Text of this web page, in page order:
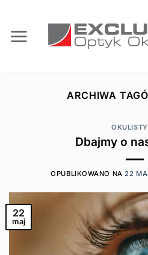
zawartości
ARCHIWA
Dbajmy o
OPUBLIKOWANO NA 22
22
maj